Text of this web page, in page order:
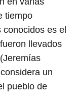
tiempo
es el
llevados
un
pueblo de